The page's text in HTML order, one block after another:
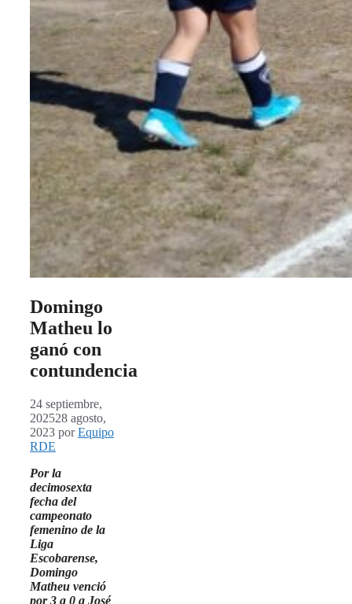
Domingo
Matheu lo
ganó con
contundencia
24 septiembre,
202528 agosto,
2023 porEquipo
RDE
Por la
decimosexta
fecha del
campeonato
femenino de la
Liga
Escobarense,
Domingo
Matheu venció
por 3 a 0 a José